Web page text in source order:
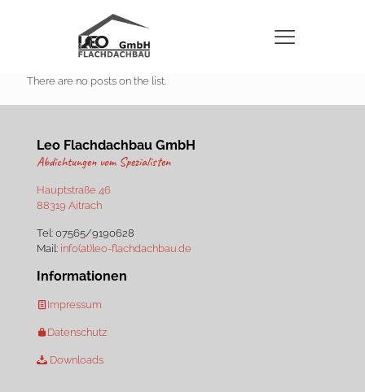
There are no posts on the list.
Leo Flachdachbau GmbH
Abdichtungen vom Spezialisten
Hauptstraße 46
88319 Aitrach
Tel: 07565/9190628
Mail: info(at)leo-flachdachbau.de
Informationen
Impressum
Datenschutz
Downloads